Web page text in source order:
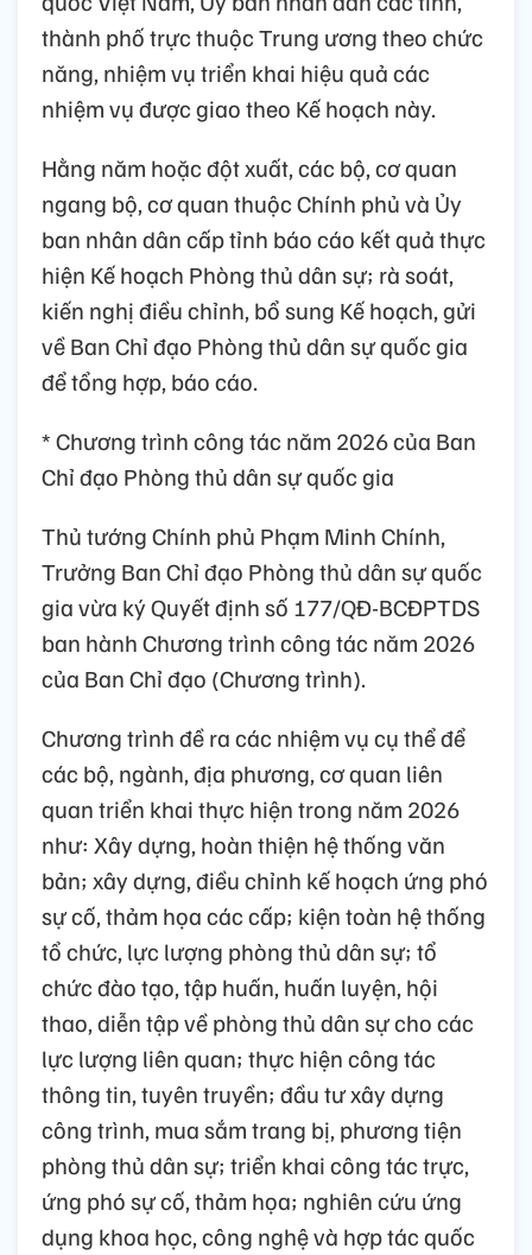
thành phố trực thuộc Trung ương theo chức
năng, nhiệm vụ triển khai hiệu quả các
nhiệm vụ được giao theo Kế hoạch này.
Hằng năm hoặc đột xuất, các bộ, cơ quan
ngang bộ, cơ quan thuộc Chính phủ và Ủy
ban nhân dân cấp tỉnh báo cáo kết quả thực
hiện Kế hoạch Phòng thủ dân sự; rà soát,
kiến nghị điều chỉnh, bổ sung Kế hoạch, gửi
về Ban Chỉ đạo Phòng thủ dân sự quốc gia
để tổng hợp, báo cáo.
* Chương trình công tác năm 2026 của Ban
Chỉ đạo Phòng thủ dân sự quốc gia
Thủ tướng Chính phủ Phạm Minh Chính,
Trưởng Ban Chỉ đạo Phòng thủ dân sự quốc
gia vừa ký Quyết định số 177/QĐ-BCĐPTDS
ban hành Chương trình công tác năm 2026
của Ban Chỉ đạo (Chương trình).
Chương trình đề ra các nhiệm vụ cụ thể để
các bộ, ngành, địa phương, cơ quan liên
quan triển khai thực hiện trong năm 2026
như: Xây dựng, hoàn thiện hệ thống văn
bản; xây dựng, điều chỉnh kế hoạch ứng phó
sự cố, thảm họa các cấp; kiện toàn hệ thống
tổ chức, lực lượng phòng thủ dân sự; tổ
chức đào tạo, tập huấn, huấn luyện, hội
thao, diễn tập về phòng thủ dân sự cho các
lực lượng liên quan; thực hiện công tác
thông tin, tuyên truyền; đầu tư xây dựng
công trình, mua sắm trang bị, phương tiện
phòng thủ dân sự; triển khai công tác trực,
ứng phó sự cố, thảm họa; nghiên cứu ứng
dụng khoa học, công nghệ và hợp tác quốc